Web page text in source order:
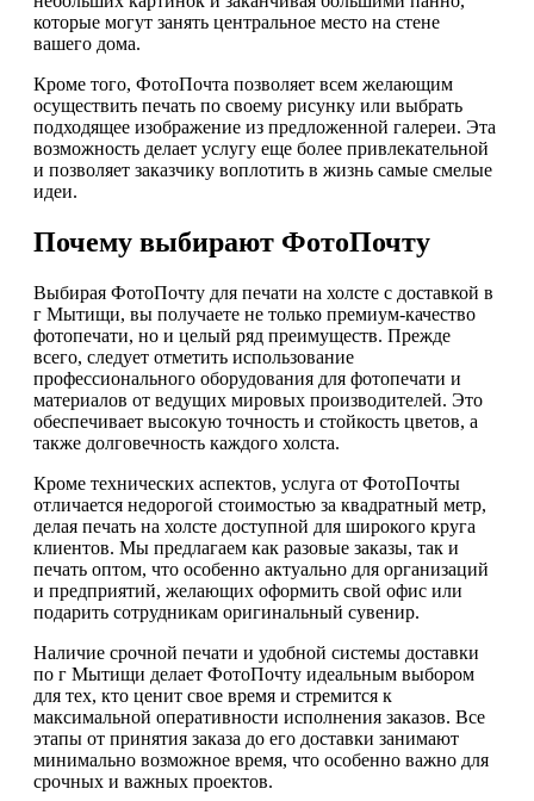
которые могут занять центральное место на стене
вашего дома.
Кроме того, ФотоПочта позволяет всем желающим
осуществить печать по своему рисунку или выбрать
подходящее изображение из предложенной галереи. Эта
возможность делает услугу еще более привлекательной
и позволяет заказчику воплотить в жизнь самые смелые
идеи.
Почему выбирают ФотоПочту
Выбирая ФотоПочту для печати на холсте с доставкой в
г Мытищи, вы получаете не только премиум-качество
фотопечати, но и целый ряд преимуществ. Прежде
всего, следует отметить использование
профессионального оборудования для фотопечати и
материалов от ведущих мировых производителей. Это
обеспечивает высокую точность и стойкость цветов, а
также долговечность каждого холста.
Кроме технических аспектов, услуга от ФотоПочты
отличается недорогой стоимостью за квадратный метр,
делая печать на холсте доступной для широкого круга
клиентов. Мы предлагаем как разовые заказы, так и
печать оптом, что особенно актуально для организаций
и предприятий, желающих оформить свой офис или
подарить сотрудникам оригинальный сувенир.
Наличие срочной печати и удобной системы доставки
по г Мытищи делает ФотоПочту идеальным выбором
для тех, кто ценит свое время и стремится к
максимальной оперативности исполнения заказов. Все
этапы от принятия заказа до его доставки занимают
минимально возможное время, что особенно важно для
срочных и важных проектов.